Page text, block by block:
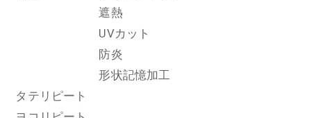
遮熱
UVカット
防炎
形状記憶加工
タテリピート